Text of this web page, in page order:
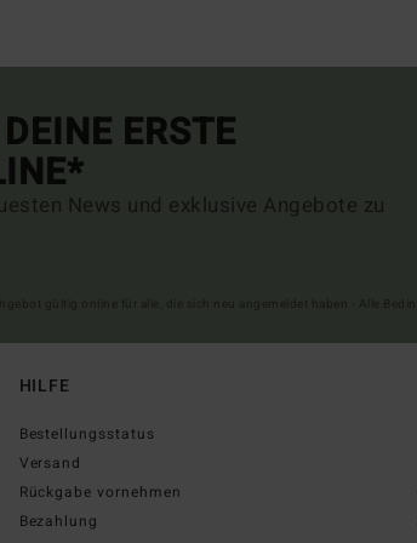
ERSTE
News und exklusive Angebote zu
HILFE
Bestellungsstatus
Versand
Rückgabe vornehmen
Bezahlung